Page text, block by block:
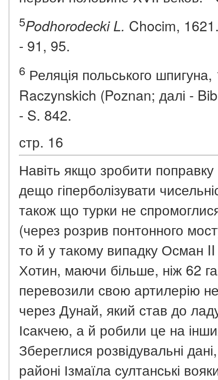
5Podhorodecki L. Chocim,
- 91, 95.
6 Реляція польського
Raczynskich (Poznan; далі -
- S. 842.
стр. 16
Навіть якщо зробити
дещо гіперболізувати
також що турки не
(через розрив понтонного
то й у такому випадку Осман II
Хотин, маючи більше, ніж 62
перевозили свою артилерію
через Дунай, який став до
Ісакчею, а й робили це на
Збереглися розвідувальні
районі Ізмаїла султанські